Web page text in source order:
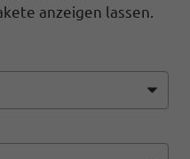
anzeigen lassen.